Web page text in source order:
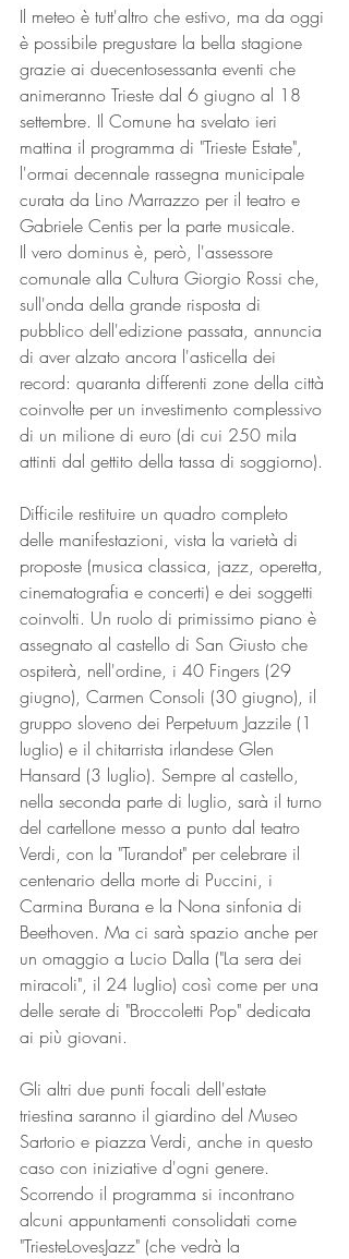
Il meteo è tutt'altro che estivo, ma da oggi
è possibile pregustare la bella stagione
grazie ai duecentosessanta eventi che
animeranno Trieste dal 6 giugno al 18
settembre. Il Comune ha svelato ieri
mattina il programma di "Trieste Estate",
l'ormai decennale rassegna municipale
curata da Lino Marrazzo per il teatro e
Gabriele Centis per la parte musicale.
Il vero dominus è, però, l'assessore
comunale alla Cultura Giorgio Rossi che,
sull'onda della grande risposta di
pubblico dell'edizione passata, annuncia
di aver alzato ancora l'asticella dei
record: quaranta differenti zone della città
coinvolte per un investimento complessivo
di un milione di euro (di cui 250 mila
attinti dal gettito della tassa di soggiorno).
Difficile restituire un quadro completo
delle manifestazioni, vista la varietà di
proposte (musica classica, jazz, operetta,
cinematografia e concerti) e dei soggetti
coinvolti. Un ruolo di primissimo piano è
assegnato al castello di San Giusto che
ospiterà, nell'ordine, i 40 Fingers (29
giugno), Carmen Consoli (30 giugno), il
gruppo sloveno dei Perpetuum Jazzile (1
luglio) e il chitarrista irlandese Glen
Hansard (3 luglio). Sempre al castello,
nella seconda parte di luglio, sarà il turno
del cartellone messo a punto dal teatro
Verdi, con la "Turandot" per celebrare il
centenario della morte di Puccini, i
Carmina Burana e la Nona sinfonia di
Beethoven. Ma ci sarà spazio anche per
un omaggio a Lucio Dalla ("La sera dei
miracoli", il 24 luglio) così come per una
delle serate di "Broccoletti Pop" dedicata
ai più giovani.
Gli altri due punti focali dell'estate
triestina saranno il giardino del Museo
Sartorio e piazza Verdi, anche in questo
caso con iniziative d'ogni genere.
Scorrendo il programma si incontrano
alcuni appuntamenti consolidati come
"TriesteLovesJazz" (che vedrà la